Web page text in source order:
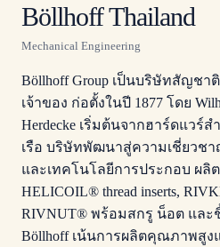
Böllhoff Thailand
Mechanical Engineering
Böllhoff Group เป็นบริษัทสัญชา
เจ้าของ ก่อตั้งในปี 1877 โดย
Herdecke เริ่มต้นจากฮาร์ดแวร์
เรือ บริษัทพัฒนาสู่ความเชี่ยวช
และเทคโนโลยีการประกอบ ผ
HELICOIL® thread inserts,
RIVNUT® พร้อมสกรู น็อต และ
Böllhoff เน้นการผลิตคุณภาพสูง